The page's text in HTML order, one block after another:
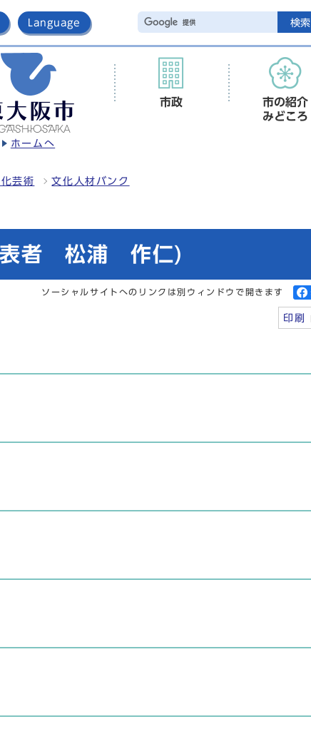
Language 検索
ホームへ
市政
市の紹介
みどころ
芸術 文化人材バンク
表者 松浦 作仁)
ソーシャルサイトへのリンクは別ウィンドウで開きます
印刷